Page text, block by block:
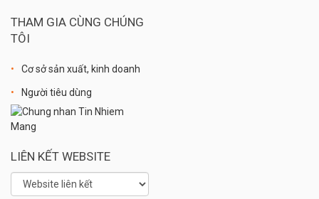
THAM GIA CÙNG CHÚNG
TÔI
Cơ sở sản xuất, kinh doanh
Người tiêu dùng
LIÊN KẾT WEBSITE